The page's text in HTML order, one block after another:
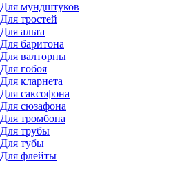
Для мундштуков
Для тростей
Для альта
Для баритона
Для валторны
Для гобоя
Для кларнета
Для саксофона
Для сюзафона
Для тромбона
Для трубы
Для тубы
Для флейты